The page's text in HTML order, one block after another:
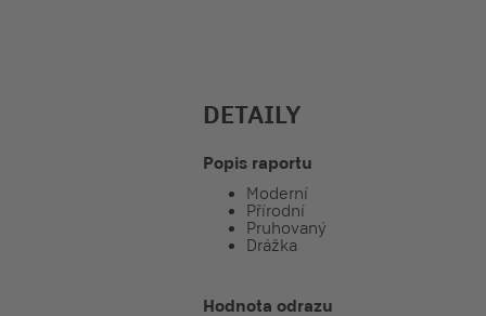
DETAILY
Popis raportu
Moderní
Přírodní
Pruhovaný
Drážka
Hodnota odrazu